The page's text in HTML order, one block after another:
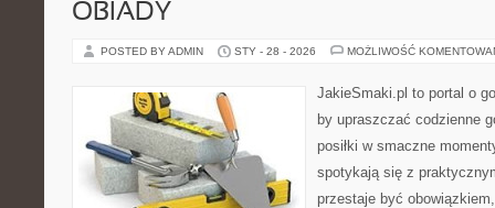
OBIADY
POSTED BY ADMIN STY - 28 - 2026 MOŻLIWOŚĆ
JakieSmaki.pl to portal o
by upraszczać codzienne
posiłki w smaczne
spotykają się z
przestaje być